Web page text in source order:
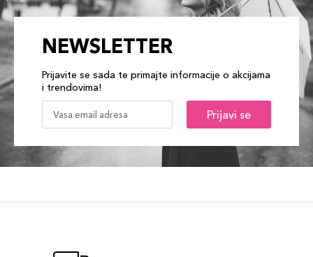
NEWSLETTER
Prijavite se sada te primajte informacije o akcijama
i trendovima!
Prijavi se